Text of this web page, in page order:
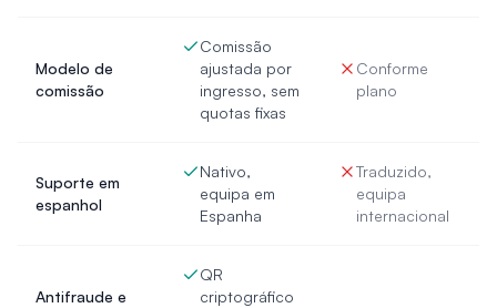
Modelo de
comissão
Comissão
ajustada por
ingresso, sem
quotas fixas
Conforme
plano
Suporte em
espanhol
Nativo,
equipa em
Espanha
Traduzido,
equipa
internacional
Antifraude e
QR
criptográfico